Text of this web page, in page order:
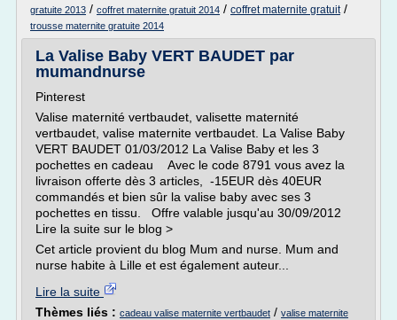
gratuite 2013 / coffret maternite gratuit 2014 / coffret maternite gratuit/
trousse maternite gratuite 2014
La Valise Baby VERT BAUDET par
mumandnurse
Pinterest
Valise maternité vertbaudet, valisette maternité
vertbaudet, valise maternite vertbaudet. La Valise Baby
VERT BAUDET 01/03/2012 La Valise Baby et les 3
pochettes en cadeau Avec le code 8791 vous avez la
livraison offerte dès 3 articles, -15EUR dès 40EUR
commandés et bien sûr la valise baby avec ses 3
pochettes en tissu. Offre valable jusqu'au 30/09/2012
Lire la suite sur le blog >
Cet article provient du blog Mum and nurse. Mum and
nurse habite à Lille et est également auteur...
Lire la suite
Thèmes liés : cadeau valise maternite vertbaudet / valise maternite